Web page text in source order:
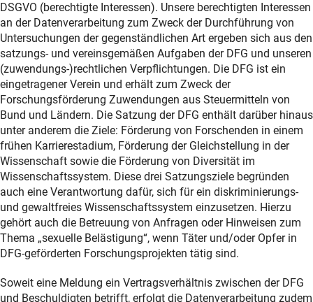
DSGVO (berechtigte Interessen). Unsere berechtigten Interessen
an der Datenverarbeitung zum Zweck der Durchführung von
Untersuchungen der gegenständlichen Art ergeben sich aus den
satzungs- und vereinsgemäßen Aufgaben der DFG und unseren
(zuwendungs-)rechtlichen Verpflichtungen. Die DFG ist ein
eingetragener Verein und erhält zum Zweck der
Forschungsförderung Zuwendungen aus Steuermitteln von
Bund und Ländern. Die Satzung der DFG enthält darüber hinaus
unter anderem die Ziele: Förderung von Forschenden in einem
frühen Karrierestadium, Förderung der Gleichstellung in der
Wissenschaft sowie die Förderung von Diversität im
Wissenschaftssystem. Diese drei Satzungsziele begründen
auch eine Verantwortung dafür, sich für ein diskriminierungs-
und gewaltfreies Wissenschaftssystem einzusetzen. Hierzu
gehört auch die Betreuung von Anfragen oder Hinweisen zum
Thema „sexuelle Belästigung“, wenn Täter und/oder Opfer in
DFG-geförderten Forschungsprojekten tätig sind.
Soweit eine Meldung ein Vertragsverhältnis zwischen der DFG
und Beschuldigten betrifft, erfolgt die Datenverarbeitung zudem